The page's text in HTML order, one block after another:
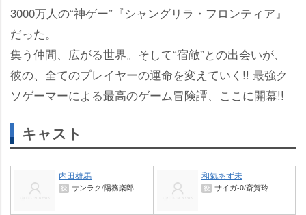
3000万人の“神ゲー”『シャングリラ・フロンティア』
だった。
集う仲間、広がる世界。そして“宿敵”との出会いが、
彼の、全てのプレイヤーの運命を変えていく!! 最強ク
ソゲーマーによる最高のゲーム冒険譚、ここに開幕!!
キャスト
内田雄馬
役 サンラク/陽務楽郎
和氣あず未
役 サイガ-0/斎賀玲